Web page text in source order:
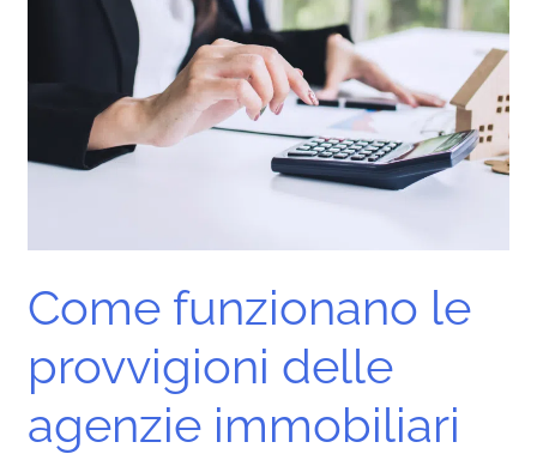
Come funzionano le
provvigioni delle
agenzie immobiliari